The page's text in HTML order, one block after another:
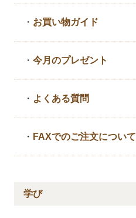
・ お買い物ガイド
・今月のプレゼント
・ よくある質問
・ FAXでのご注文について
学び